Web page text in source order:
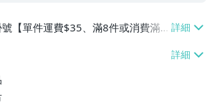
【單件運費$35、滿8件或消費滿
運費】